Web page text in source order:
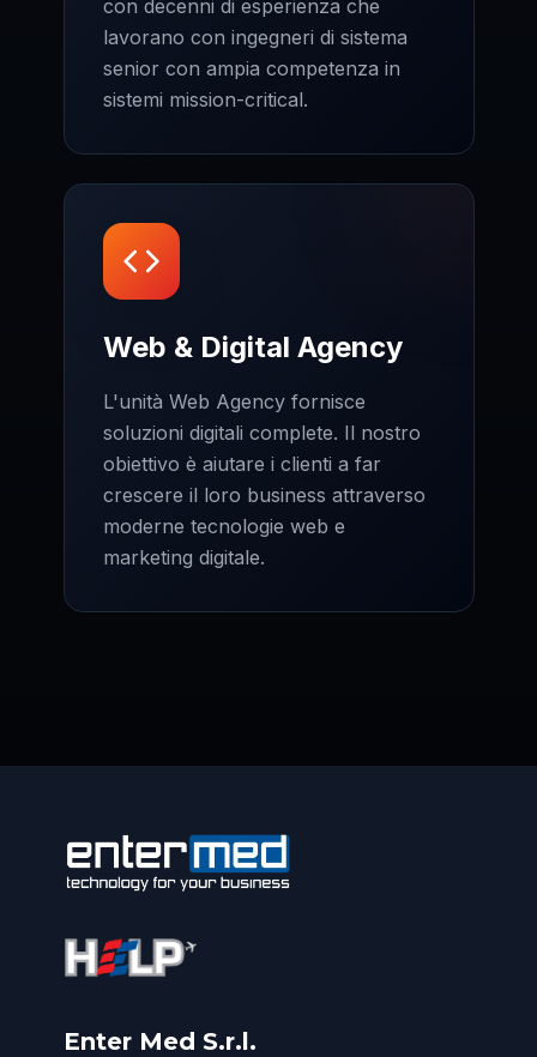
con decenni di esperienza che
lavorano con ingegneri di sistema
senior con ampia competenza in
sistemi mission-critical.
Web & Digital Agency
L'unità Web Agency fornisce
soluzioni digitali complete. Il nostro
obiettivo è aiutare i clienti a far
crescere il loro business attraverso
moderne tecnologie web e
marketing digitale.
Enter Med S.r.l.